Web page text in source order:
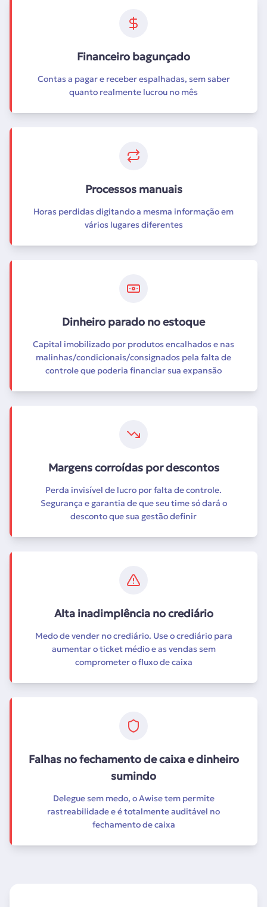
Financeiro bagunçado
Contas a pagar e receber espalhadas, sem saber
quanto realmente lucrou no mês
Processos manuais
Horas perdidas digitando a mesma informação em
vários lugares diferentes
Dinheiro parado no estoque
Capital imobilizado por produtos encalhados e nas
malinhas/condicionais/consignados pela falta de
controle que poderia financiar sua expansão
Margens corroídas por descontos
Perda invisível de lucro por falta de controle.
Segurança e garantia de que seu time só dará o
desconto que sua gestão definir
Alta inadimplência no crediário
Medo de vender no crediário. Use o crediário para
aumentar o ticket médio e as vendas sem
comprometer o fluxo de caixa
Falhas no fechamento de caixa e dinheiro
sumindo
Delegue sem medo, o Awise tem permite
rastreabilidade e é totalmente auditável no
fechamento de caixa